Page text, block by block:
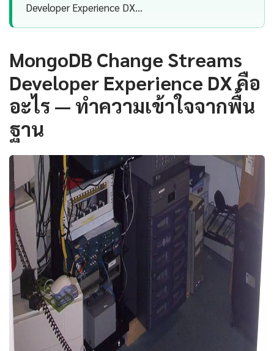
Developer Experience DX…
MongoDB Change Streams
Developer Experience DX คือ
อะไร — ทำความเข้าใจจากพื้น
ฐาน